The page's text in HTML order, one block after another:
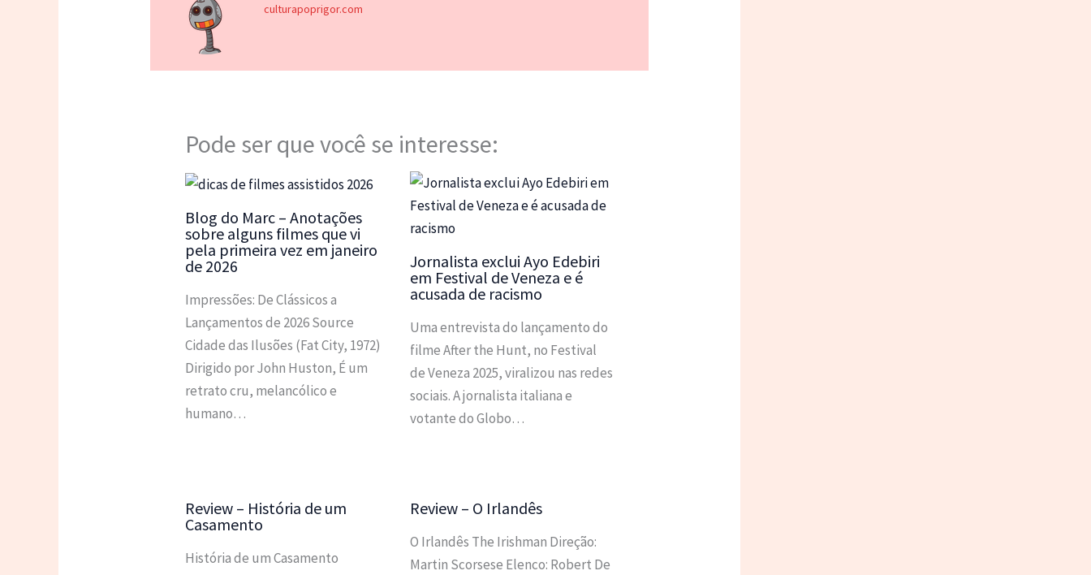
culturapoprigor.com
Pode ser que você se interesse:
Blog do Marc – Anotações
sobre alguns filmes que vi
pela primeira vez em janeiro
de 2026
Impressões: De Clássicos a
Lançamentos de 2026 Source
Cidade das Ilusões (Fat City, 1972)
Dirigido por John Huston, É um
retrato cru, melancólico e
humano…
Jornalista exclui Ayo Edebiri
em Festival de Veneza e é
acusada de racismo
Uma entrevista do lançamento do
filme After the Hunt, no Festival
de Veneza 2025, viralizou nas redes
sociais. A jornalista italiana e
votante do Globo…
Review – História de um
Casamento
História de um Casamento
Review – O Irlandês
O Irlandês The Irishman Direção:
Martin Scorsese Elenco: Robert De